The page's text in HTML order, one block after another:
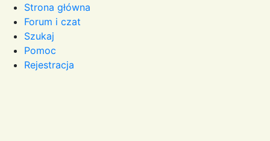
Strona główna
Forum i czat
Szukaj
Pomoc
Rejestracja